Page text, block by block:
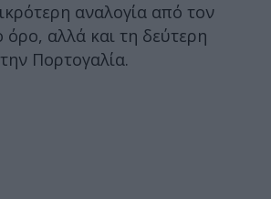
αναλογία από τον
αλλά και τη δεύτερη
Πορτογαλία.